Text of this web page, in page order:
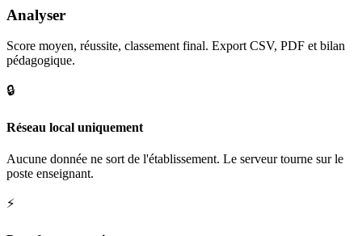
Analyser
Score moyen, réussite, classement final. Export CSV, PDF et bilan
pédagogique.
🔒
Réseau local uniquement
Aucune donnée ne sort de l'établissement. Le serveur tourne sur le
poste enseignant.
⚡